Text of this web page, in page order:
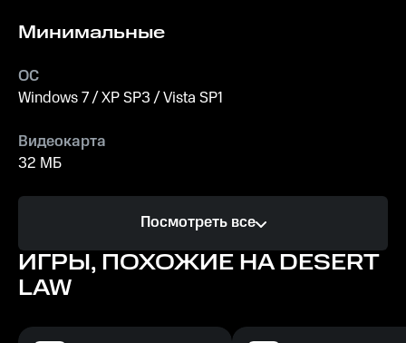
Минимальные
ОС
Windows 7 / XP SP3 / Vista SP1
Видеокарта
32 МБ
Pentium III 800 МГц
Память
512 МБ
Место на диске
Посмотреть все
ИГРЫ, ПОХОЖИЕ НА DESERT
LAW